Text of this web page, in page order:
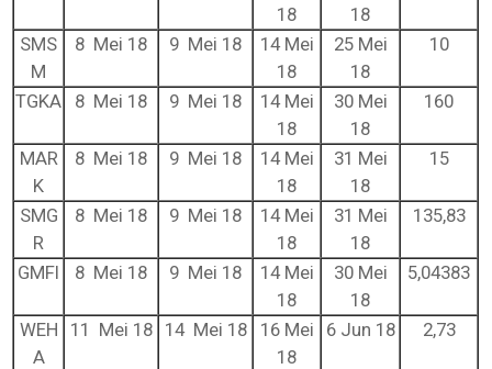
18
18
SMS
M
8 Mei 18 9 Mei 18
14 Mei
18
25 Mei
18
10
TGKA 8 Mei 18 9 Mei 18
14 Mei
18
30 Mei
18
160
MAR
K
8 Mei 18 9 Mei 18
14 Mei
18
31 Mei
18
15
SMG
R
8 Mei 18 9 Mei 18
14 Mei
18
31 Mei
18
135,83
GMFI 8 Mei 18 9 Mei 18
14 Mei
18
30 Mei
18
5,04383
WEH
A
11 Mei 18 14 Mei 18
16 Mei
18
6 Jun 18 2,73